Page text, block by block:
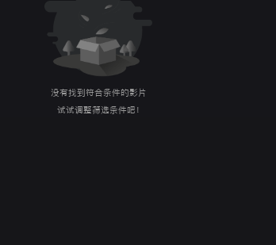
没有找到符合条件的影片
试试调整筛选条件吧！